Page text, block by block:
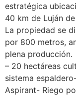
estratégica
40 km de Luján
La propiedad se
por 800 metros,
plena producción.
– 20 hectáreas
sistema
Aspirant- Riego